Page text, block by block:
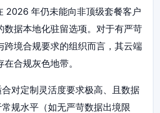
2026 年仍未能向非顶级套餐客户
数据本地化驻留选项。对于有严苛
跨境合规要求的组织而言，其云端
合规灰色地带。
合对定制灵活度要求极高、且数据
规水平（如无严苛数据出境限